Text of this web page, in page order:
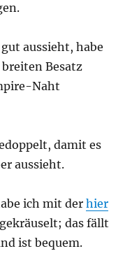
aussieht, habe
Besatz
Naht
damit es
aussieht.
ich mit derhier
das fällt
ist bequem.